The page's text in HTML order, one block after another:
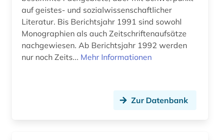
dänemark (2)
elektronische bibliothek (3)
elektronische publikation (1)
englisch (2)
Makedonien (4)
Mecklenburg-Vorpommern (4)
Mittelamerika (5)
Niederlande (6)
auf geistes- und sozialwissenschaftlicher
Literatur. Bis Berichtsjahr 1991 sind sowohl
Monographien als auch Zeitschriftenaufsätze
nachgewiesen. Ab Berichtsjahr 1992 werden
nur noch Zeits... Mehr Informationen
Zur Datenbank